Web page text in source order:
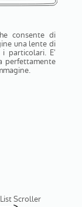
consente di
una lente di
particolari. E'
perfettamente
Scroller